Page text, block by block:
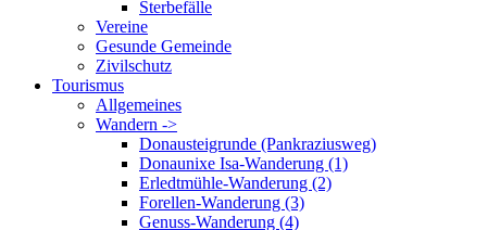
Sterbefälle
Vereine
Gesunde Gemeinde
Zivilschutz
Tourismus
Allgemeines
Wandern ->
Donausteigrunde (Pankraziusweg)
Donaunixe Isa-Wanderung (1)
Erledtmühle-Wanderung (2)
Forellen-Wanderung (3)
Genuss-Wanderung (4)